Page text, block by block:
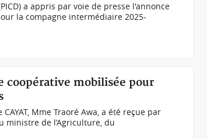
a appris par voie de presse l'annonce
la compagne intermédiaire 2025-
mobilisée pour
Mme Traoré Awa, a été reçue par
ministre de l’Agriculture, du